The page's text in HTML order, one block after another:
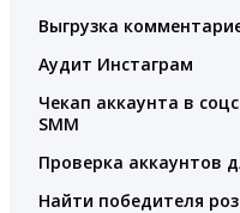
Выгрузка
Аудит Инстаграм
Чекап аккаунта в
SMM
Проверка аккаунтов
Найти победителя